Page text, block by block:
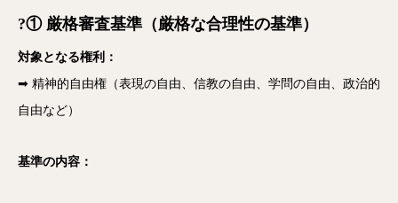
?① 厳格審査基準（厳格な合理性の基準）
対象となる権利：
➡ 精神的自由権（表現の自由、信教の自由、学問の自由、政治的
自由など）
基準の内容：